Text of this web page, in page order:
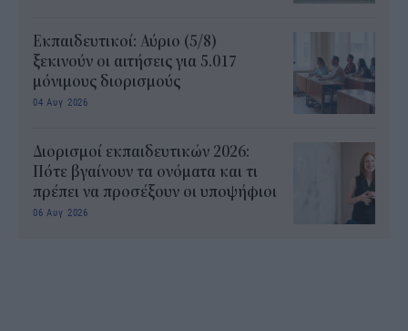
Εκπαιδευτικοί: Αύριο (5/8)
ξεκινούν οι αιτήσεις για 5.017
μόνιμους διορισμούς
04 Αυγ 2026
Διορισμοί εκπαιδευτικών 2026:
Πότε βγαίνουν τα ονόματα και τι
πρέπει να προσέξουν οι υποψήφιοι
06 Αυγ 2026